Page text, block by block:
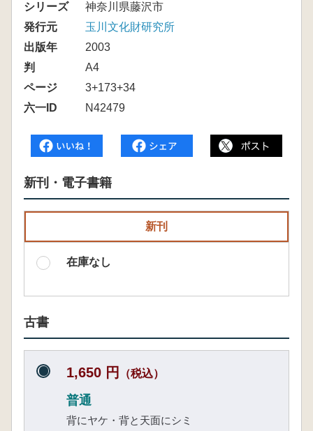
シリーズ
神奈川県藤沢市
発行元
玉川文化財研究所
出版年
2003
判
A4
ページ
3+173+34
六一ID
N42479
新刊・電子書籍
新刊
在庫なし
古書
1,650 円 （税込）
普通
背にヤケ・背と天面にシミ